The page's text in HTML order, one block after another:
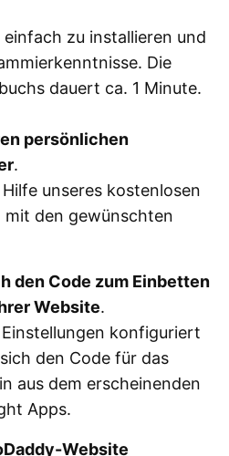
zu installieren und
Die
dauert ca. 1 Minute.
persönlichen
.
unseres kostenlosen
mit den gewünschten
den Code zum Einbetten
Website.
konfiguriert
den Code für das
aus dem erscheinenden
Apps.
Website